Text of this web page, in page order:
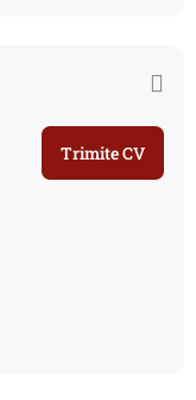
Trimite CV